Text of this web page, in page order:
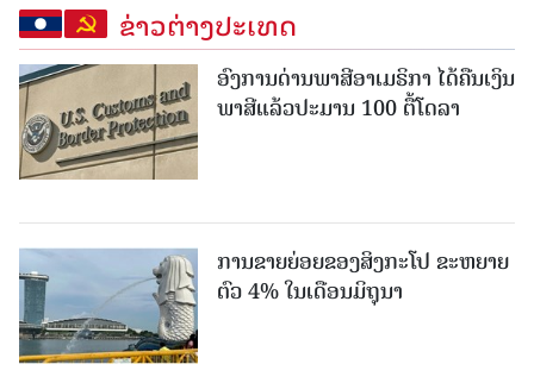
ຂ່າວຕ່າງປະເທດ
ອົງການດ່ານພາສີອາເມຣິກາ ໄດ້ຄືນເງິນ
ພາສີແລ້ວປະມານ 100 ຕື້ໂດລາ
ການຂາຍຍ່ອຍຂອງສິງກະໂປ ຂະຫຍາຍ
ຕົວ 4% ໃນເດືອນມິຖຸນາ